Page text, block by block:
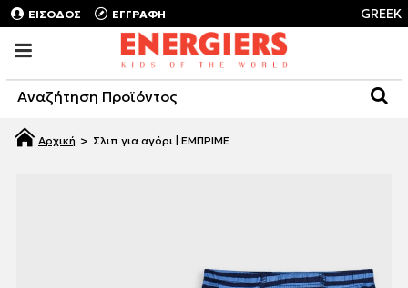
ΕΙΣΟΔΟΣ ΕΓΓΡΑΦΗ GREEK
Σλιπ για αγόρι | ΕΜΠΡΙΜΕ